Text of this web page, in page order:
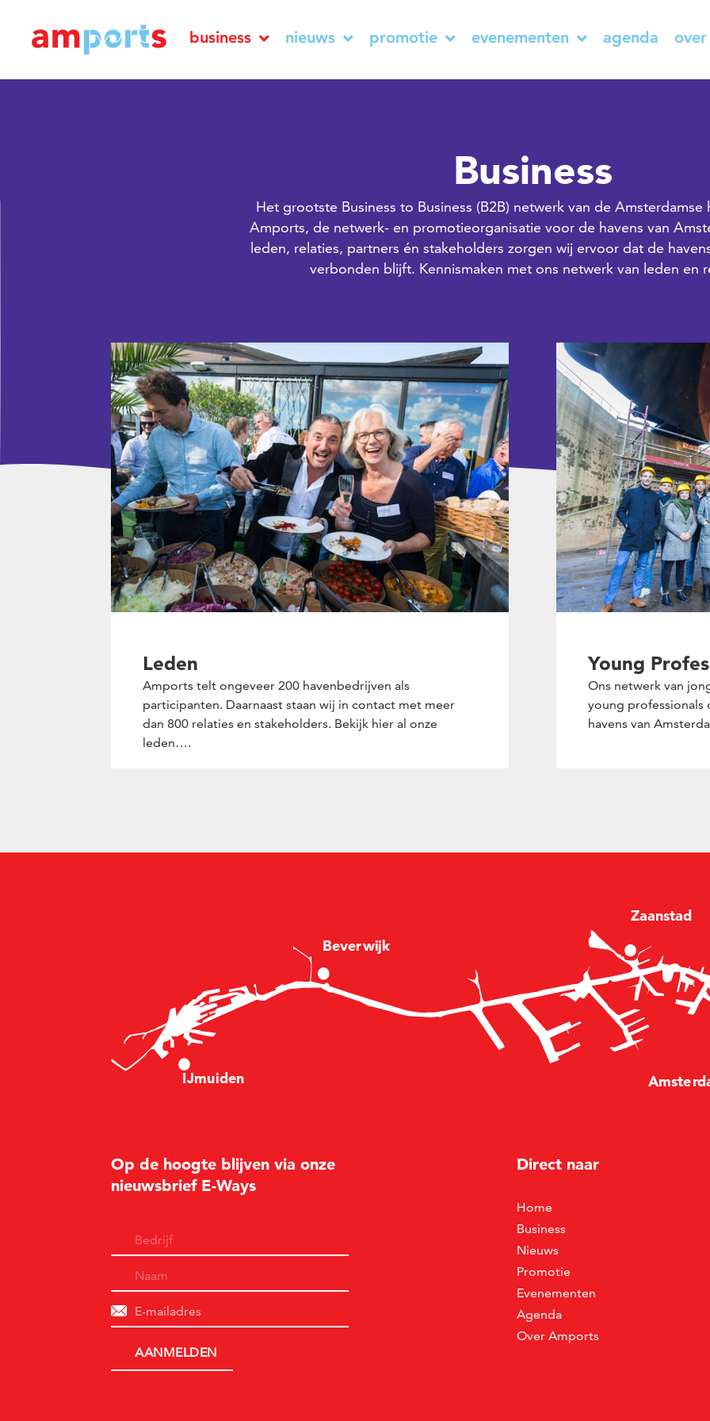
business nieuws promotie evenementen agenda
Business
Het grootste Business to Business (B2B) netwerk van de Amsterdamse
Amports, de netwerk- en promotieorganisatie voor de havens van
leden, relaties, partners én stakeholders zorgen wij ervoor dat de
verbonden blijft. Kennismaken met ons netwerk van leden en
Leden
Amports telt ongeveer 200 havenbedrijven als
participanten. Daarnaast staan wij in contact met meer
dan 800 relaties en stakeholders. Bekijk hier al onze
leden….
Young
Ons netwerk van
young professionals
havens van
IJmuiden
Beverwijk
Zaanstad
Amster
Op de hoogte blijven via onze
nieuwsbrief E-Ways
Direct naar
Home
Business
Nieuws
Promotie
Evenementen
Agenda
Over Amports